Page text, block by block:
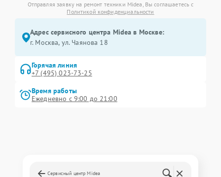
Отправляя заявку на ремонт техники Midea, Вы соглашаетесь с
Политикой конфиденциальности
Адрес сервисного центра Midea в Москве:
г. Москва, ул. Чаянова 18
Горячая линия
+7 (495) 023-73-25
Время работы
Ежедневно с 9:00 до 21:00
Сервисный центр Midea